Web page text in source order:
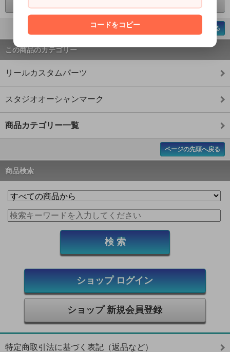
ページの先頭へ戻る
この商品のカテゴリー
リールカスタムパーツ
スタジオオーシャンマーク
商品カテゴリー一覧
ページの先頭へ戻る
商品検索
ショップ ログイン
ショップ 新規会員登録
特定商取引法に基づく表記（返品など）
コードをコピー